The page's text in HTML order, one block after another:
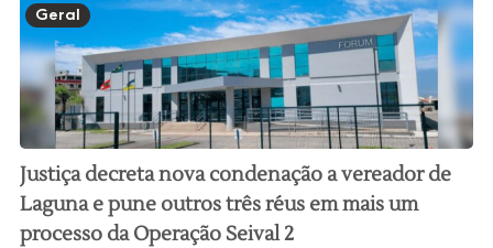
Geral
Justiça decreta nova condenação a vereador de
Laguna e pune outros três réus em mais um
processo da Operação Seival 2